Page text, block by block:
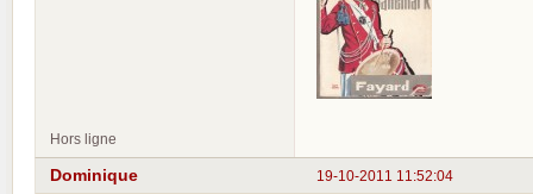
Hors ligne
19-10-2011 11:52:04
Dominique